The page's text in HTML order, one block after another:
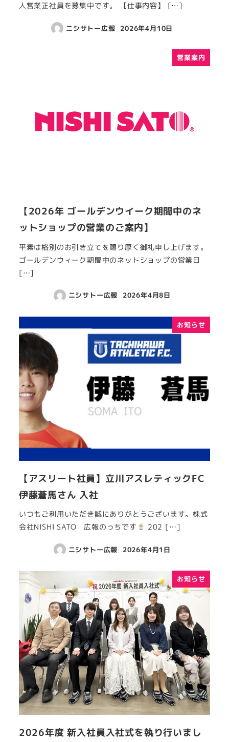
人営業正社員を募集中です。 【仕事内容】 […]
ニシサトー広報 2026年4月10日
営業案内
【2026年 ゴールデンウイーク期間中のネ
ットショップの営業のご案内】
平素は格別のお引き立てを賜り厚く御礼申し上げます。
ゴールデンウィーク期間中のネットショップの営業日
[…]
ニシサトー広報 2026年4月8日
お知らせ
【アスリート社員】立川アスレティックFC
伊藤蒼馬さん 入社
いつもご利用いただき誠にありがとうございます。株式
会社NISHI SATO 広報のっちです
202 […]
ニシサトー広報 2026年4月1日
お知らせ
2026年度 新入社員入社式を執り行いまし